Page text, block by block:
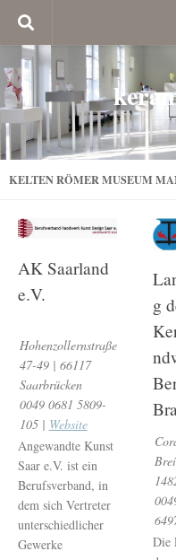
KELTEN RÖMER MUSEUM
AK Saarland
e.V.
Hohenzollernstraße
47-49 | 66117
Saarbrücken
0049 0681 5809-
105 | Website
Angewandte Kunst
Saar e.V. ist ein
Berufsverband, in
dem sich Vertreter
unterschiedlicher
Gewerke
g
Die